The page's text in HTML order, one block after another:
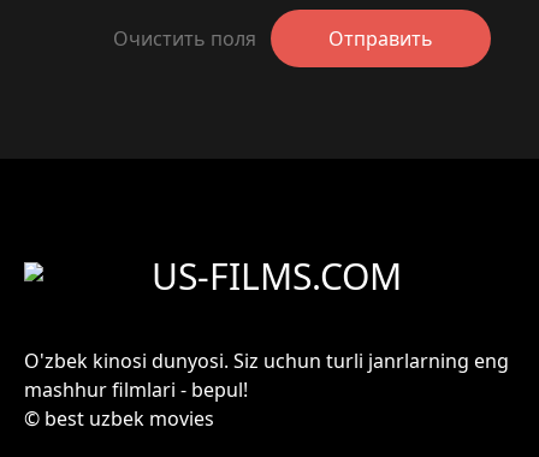
Очистить поля Отправить
US-FILMS.COM
O'zbek kinosi dunyosi. Siz uchun turli janrlarning eng
mashhur filmlari - bepul!
© best uzbek movies